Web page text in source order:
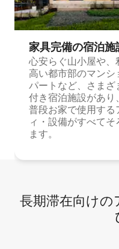
家具完備の宿⁠泊⁠施⁠
心安らぐ山小屋や、
高い都市部のマンシ
パートなど、さまざ
付き宿泊施設があり
普段お家で使用する
ィ・設備がすべてそ
ます。
長期滞在向け⁠の